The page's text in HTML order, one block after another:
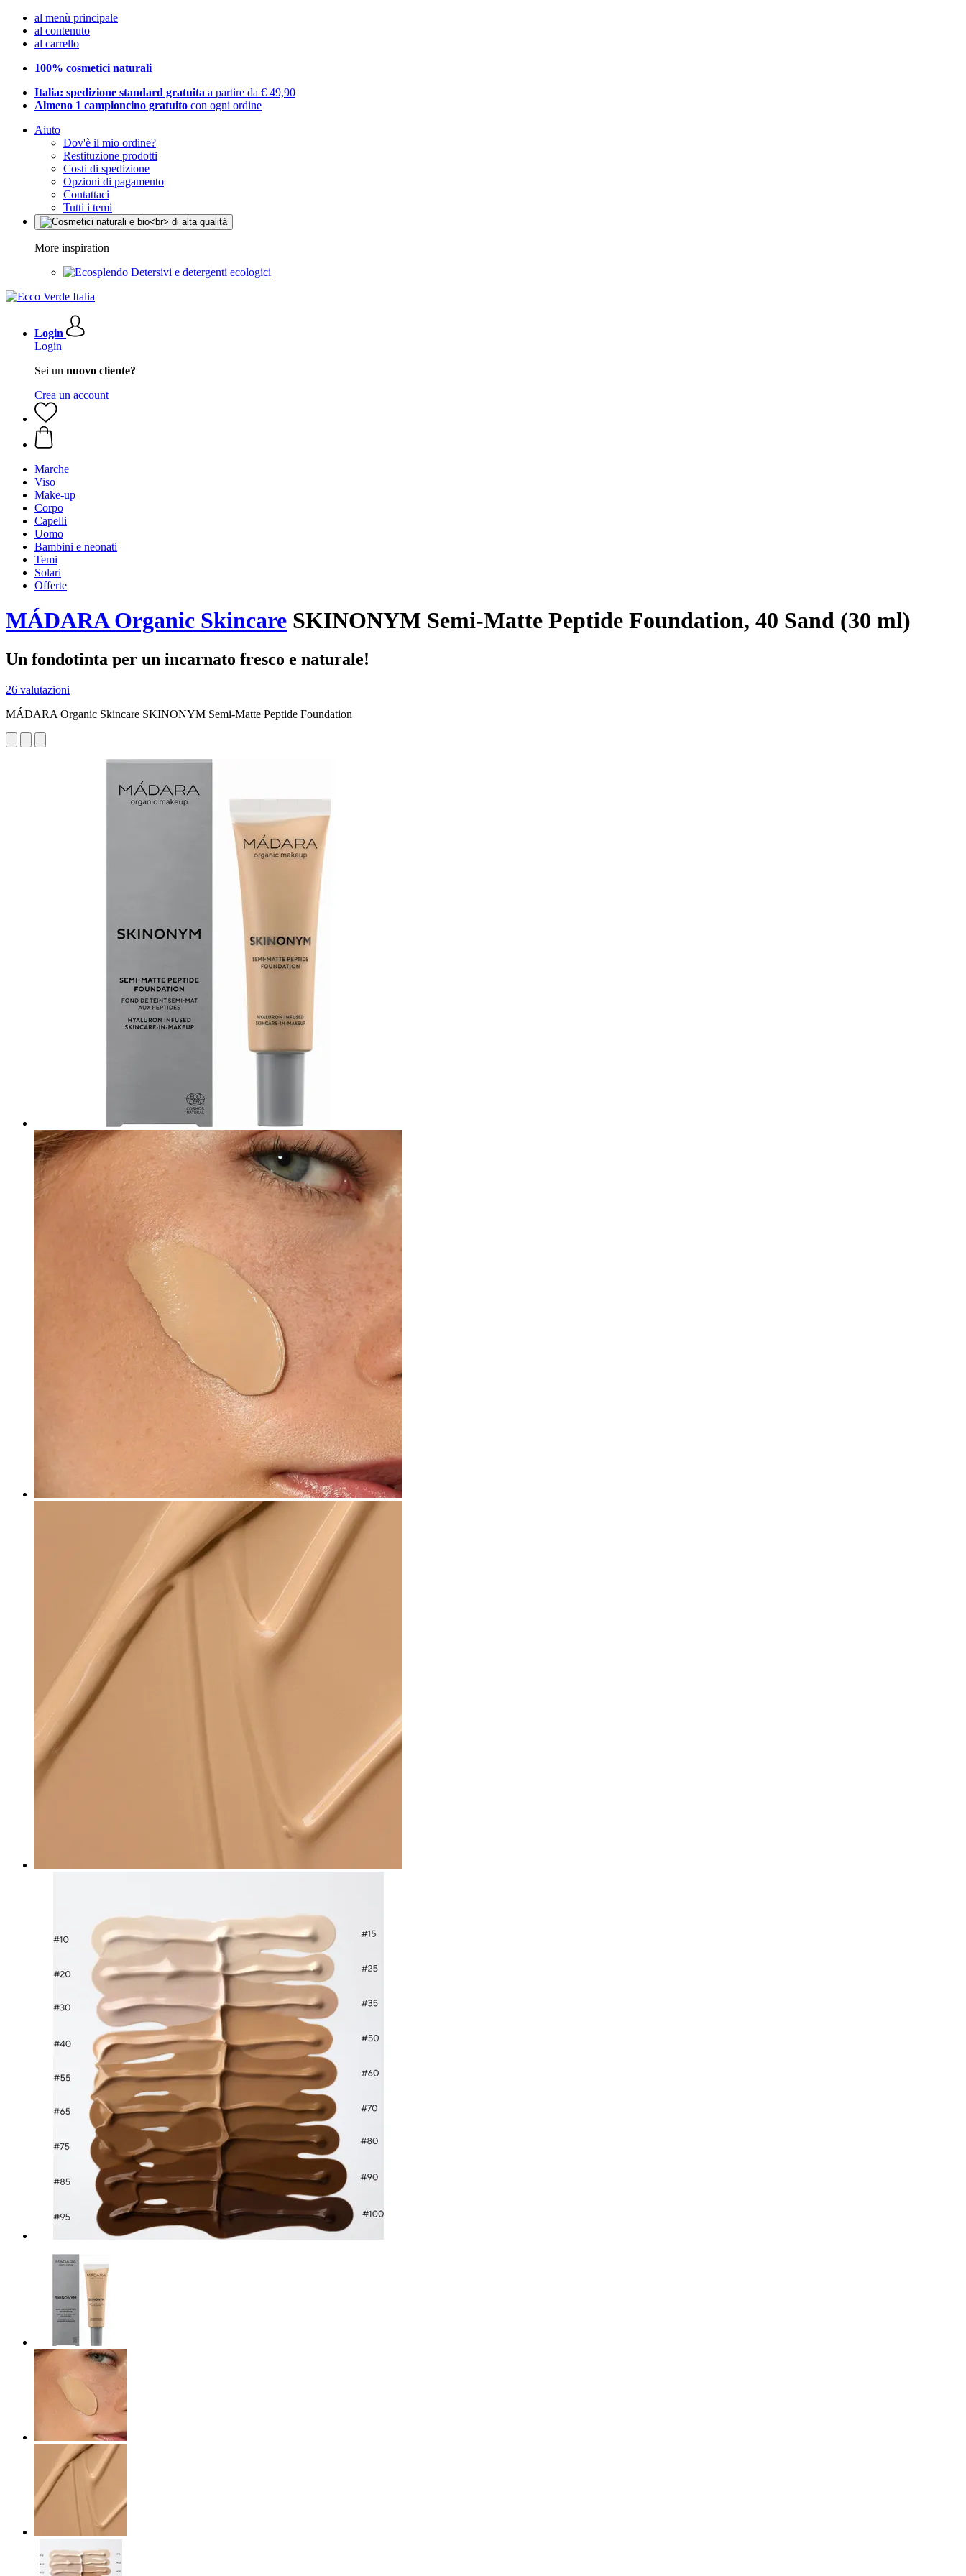
al menù principale
al contenuto
al carrello
100% cosmetici naturali
Italia: spedizione standard gratuita a partire da € 49,90
Almeno 1 campioncino gratuito con ogni ordine
Aiuto
Dov'è il mio ordine?
Restituzione prodotti
Costi di spedizione
Opzioni di pagamento
Contattaci
Tutti i temi
More inspiration
Detersivi e detergenti ecologici
Login
Login
Sei un nuovo cliente?
Crea un account
Marche
Viso
Make-up
Corpo
Capelli
Uomo
Bambini e neonati
Temi
Solari
Offerte
MÁDARA Organic Skincare SKINONYM Semi-Matte Peptide Foundation, 40 Sand (30 ml)
Un fondotinta per un incarnato fresco e naturale!
26 valutazioni
MÁDARA Organic Skincare SKINONYM Semi-Matte Peptide Foundation